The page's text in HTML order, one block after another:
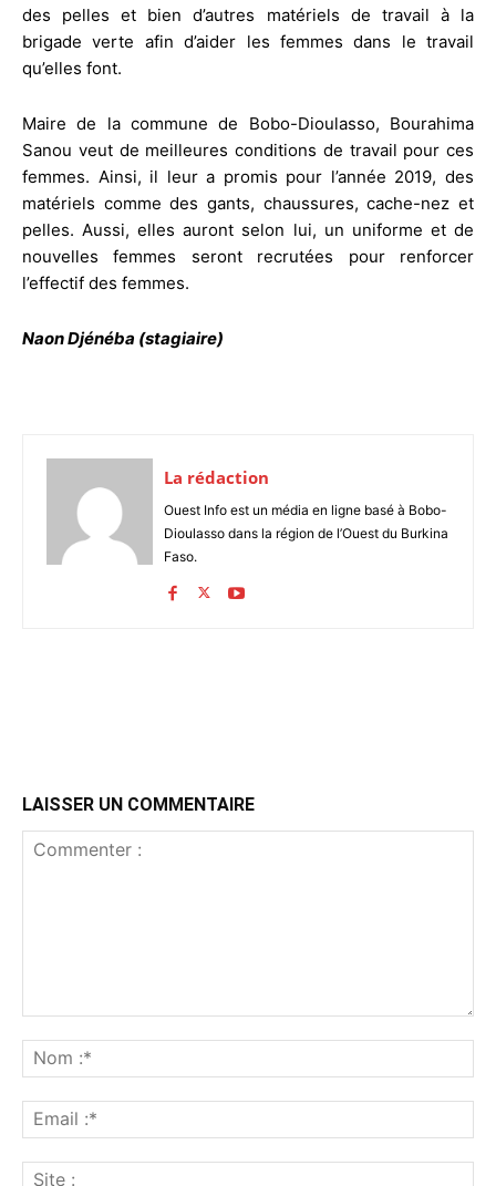
des pelles et bien d’autres matériels de travail à la
brigade verte afin d’aider les femmes dans le travail
qu’elles font.
Maire de la commune de Bobo-Dioulasso, Bourahima
Sanou veut de meilleures conditions de travail pour ces
femmes. Ainsi, il leur a promis pour l’année 2019, des
matériels comme des gants, chaussures, cache-nez et
pelles. Aussi, elles auront selon lui, un uniforme et de
nouvelles femmes seront recrutées pour renforcer
l’effectif des femmes.
Naon Djénéba (stagiaire)
La rédaction
Ouest Info est un média en ligne basé à Bobo-
Dioulasso dans la région de l’Ouest du Burkina
Faso.
LAISSER UN COMMENTAIRE
:*
:*